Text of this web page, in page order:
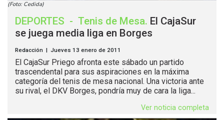
(Foto: Cedida)
DEPORTES - Tenis de Mesa. El CajaSur
se juega media liga en Borges
Redacción | Jueves 13 enero de 2011
El CajaSur Priego afronta este sábado un partido
trascendental para sus aspiraciones en la máxima
categoría del tenis de mesa nacional. Una victoria ante
su rival, el DKV Borges, pondría muy de cara la liga...
Ver noticia completa